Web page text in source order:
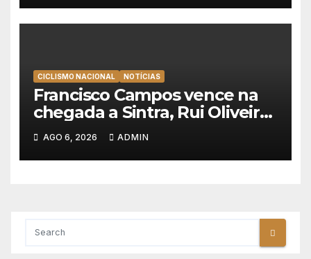
CICLISMO NACIONAL NOTÍCIAS
Francisco Campos vence na
chegada a Sintra, Rui Oliveira
veste de amarelo na Volta a
Portugal
AGO 6, 2026 ADMIN